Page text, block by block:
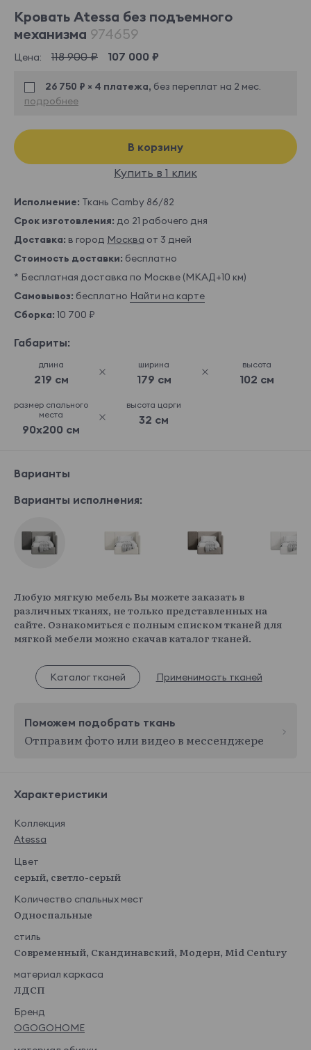
Кровать Atessa без подъемного
механизма 974659
Цена: 118 900 ₽ 107 000 ₽
26 750 ₽ × 4 платежа, без переплат на 2 мес.
подробнее
В корзину
Купить в 1 клик
Исполнение: Ткань Camby 86/82
Срок изготовления: до 21 рабочего дня
Доставка: в город Москва от 3 дней
Стоимость доставки: бесплатно
* Бесплатная доставка по Москве (МКАД+10 км)
Самовывоз: бесплатно Найти на карте
Сборка: 10 700 ₽
Габариты:
длина
219 см
ширина
179 см
высота
102 см
размер спального
места
90x200 см
высота царги
32 см
Варианты
Варианты исполнения:
Любую мягкую мебель Вы можете заказать в
различных тканях, не только представленных на
сайте. Ознакомиться с полным списком тканей для
мягкой мебели можно скачав каталог тканей.
Каталог тканей Применимость тканей
Поможем подобрать ткань
Отправим фото или видео в мессенджере
Характеристики
Коллекция
Atessa
Цвет
серый, светло-серый
Количество спальных мест
Односпальные
стиль
Современный, Скандинавский, Модерн, Mid Century
материал каркаса
ЛДСП
Бренд
OGOGOHOME